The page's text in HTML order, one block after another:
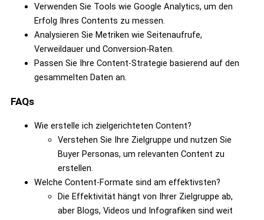
Verwenden Sie Tools wie Google Analytics, um den
Erfolg Ihres Contents zu messen.
Analysieren Sie Metriken wie Seitenaufrufe,
Verweildauer und Conversion-Raten.
Passen Sie Ihre Content-Strategie basierend auf den
gesammelten Daten an.
FAQs
Wie erstelle ich zielgerichteten Content?
Verstehen Sie Ihre Zielgruppe und nutzen Sie
Buyer Personas, um relevanten Content zu
erstellen.
Welche Content-Formate sind am effektivsten?
Die Effektivität hängt von Ihrer Zielgruppe ab,
aber Blogs, Videos und Infografiken sind weit